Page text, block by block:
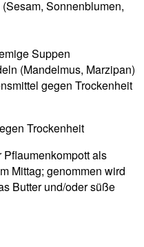
Sonnenblumen,
Suppen
(Mandelmus, Marzipan)
gegen Trockenheit
Trockenheit
als
Mittag; genommen wird
Butter und/oder süße